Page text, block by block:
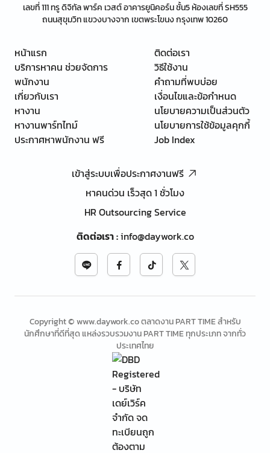
เลขที่ 111 ทรู ดิจิทัล พาร์ค เวสต์ อาคารยูนิคอร์น ชั้น5 ห้องเลขที่ SH555
ถนนสุขุมวิท แขวงบางจาก เขตพระโขนง กรุงเทพ 10260
หน้าแรก
บริการหาคน ช่วยจัดการ
พนักงาน
เกี่ยวกับเรา
หางาน
หางานพาร์ทไทม์
ประกาศหาพนักงาน ฟรี
ติดต่อเรา
วิธีใช้งาน
คำถามที่พบบ่อย
เงื่อนไขและข้อกำหนด
นโยบายความเป็นส่วนตัว
นโยบายการใช้ข้อมูลคุกกี้
Job Index
เข้าสู่ระบบเพื่อประกาศงานฟรี
หาคนด่วน เร็วสุด 1 ชั่วโมง
HR Outsourcing Service
ติดต่อเรา:info@daywork.co
Copyright © www.daywork.co ตลาดงาน PART TIME สำหรับ
นักศึกษาที่ดีที่สุด แหล่งรวบรวมงาน PART TIME ทุกประเภท จากทั่ว
ประเทศไทย